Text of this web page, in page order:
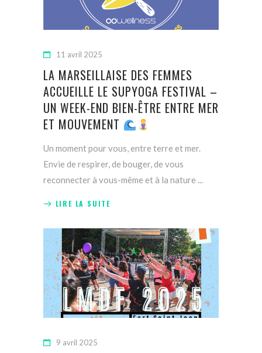
11 avril 2025
LA MARSEILLAISE DES FEMMES
ACCUEILLE LE SUPYOGA FESTIVAL –
UN WEEK-END BIEN-ÊTRE ENTRE MER
ET MOUVEMENT
Un moment pour vous, entre terre et mer.
Envie de respirer, de bouger, de vous
reconnecter à vous-même et à la nature
LIRE LA SUITE
9 avril 2025